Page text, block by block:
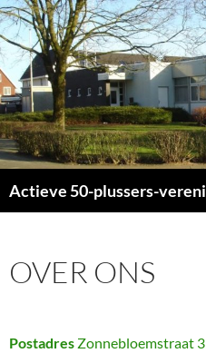
Ga
naar
de
inhoud
OVER ONS
Postadres Zonnebloemstraat